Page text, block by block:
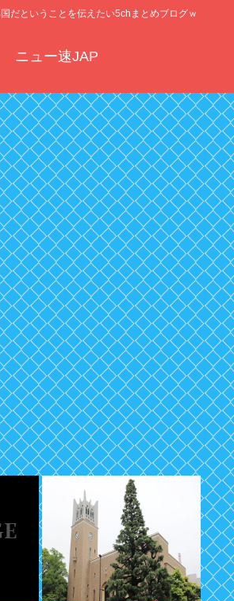
だということを伝えたい5chまとめブログｗ
ニュー速JAP